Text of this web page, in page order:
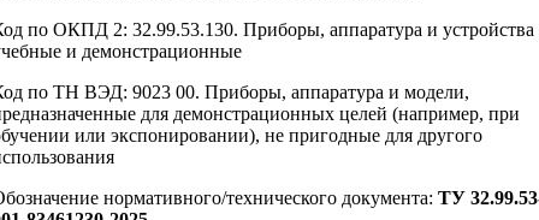
по ОКПД 2: 32.99.53.130. Приборы, аппаратура и устройства
и демонстрационные
по ТН ВЭД: 9023 00. Приборы, аппаратура и модели,
для демонстрационных целей (например, при
или экспонировании), не пригодные для другого
нормативного/технического документа: ТУ